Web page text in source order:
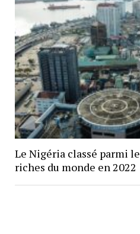
Le Nigéria classé parmi
riches du monde en 2022